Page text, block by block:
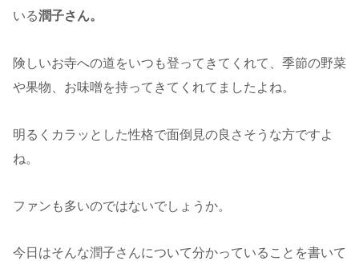
いる潤子さん。
険しいお寺への道をいつも登ってきてくれて、季節の野菜
や果物、お味噌を持ってきてくれてましたよね。
明るくカラッとした性格で面倒見の良さそうな方ですよ
ね。
ファンも多いのではないでしょうか。
今日はそんな潤子さんについて分かっていることを書いて